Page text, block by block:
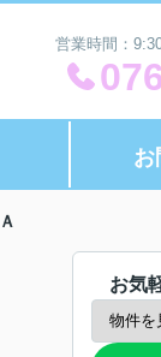
営業時間：
お
お気